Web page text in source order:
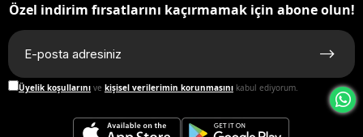
Özel indirim fırsatlarını kaçırmamak için abone olun!
Üyelik koşullarını ve kişisel verilerimin korunmasını kabul ediyorum.